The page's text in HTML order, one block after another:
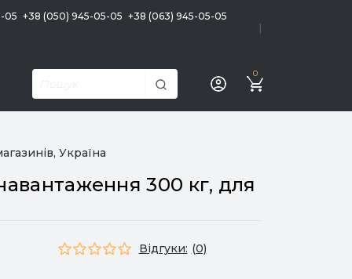
05 +38 (050) 945-05-05 +38 (063) 945-05-05
0
Україна
300 кг, для
Відгуки: (0)